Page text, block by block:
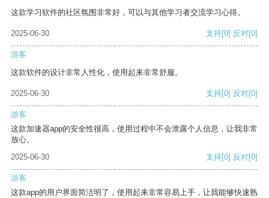
这款学习软件的社区氛围非常好，可以与其他学习者交流学习心得。
2025-06-30 支持[0] 反对[0]
游客
这款软件的设计非常人性化，使用起来非常舒服。
2025-06-30 支持[0] 反对[0]
游客
这款加速器app的安全性很高，使用过程中不会泄露个人信息，让我非常
放心。
2025-06-30
支持[0] 反对[0]
游客
这款app的用户界面简洁明了，使用起来非常容易上手，让我能够快速熟